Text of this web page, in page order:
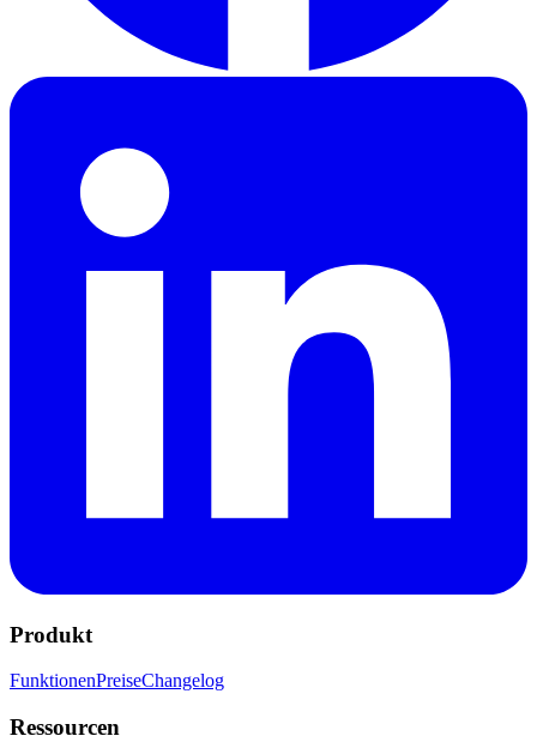
Produkt
FunktionenPreiseChangelog
Ressourcen